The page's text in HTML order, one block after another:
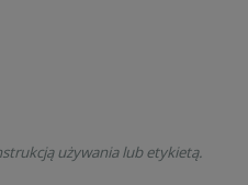
używania lub etykietą.